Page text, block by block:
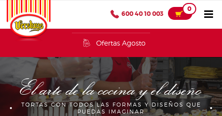
600 40 10 003
0
Ofertas Agosto
El arte de la cocina y el diseño
TORTAS CON TODOS LAS FORMAS Y DISEÑOS QUE
PUEDAS IMAGINAR